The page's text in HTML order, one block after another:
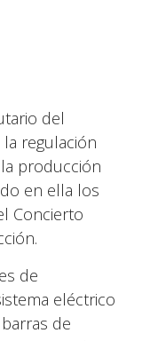
del
regulación
producción
en ella los
Concierto
de
eléctrico
de